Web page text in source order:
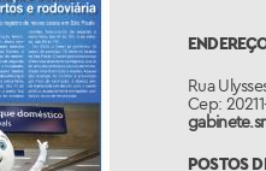
Rua
Cep:
POSTOS